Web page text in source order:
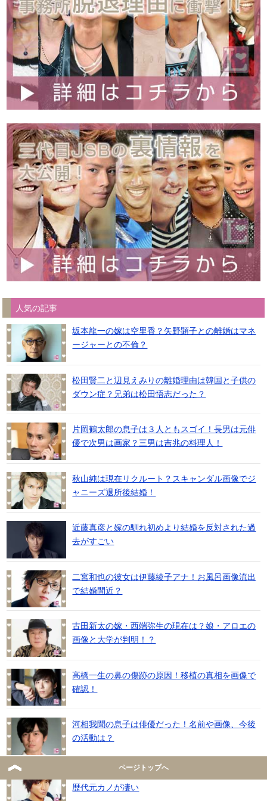
人気の記事
坂本龍一の嫁は空里香？矢野顕子との離婚はマネ
ージャーとの不倫？
松田賢二と辺見えみりの離婚理由は韓国と子供の
ダウン症？兄弟は松田悟志だった？
片岡鶴太郎の息子は３人ともスゴイ！長男は元俳
優で次男は画家？三男は吉兆の料理人！
秋山純は現在リクルート？スキャンダル画像でジ
ャニーズ退所後結婚！
近藤真彦と嫁の馴れ初めより結婚を反対された過
去がすごい
二宮和也の彼女は伊藤綾子アナ！お風呂画像流出
で結婚間近？
古田新太の嫁・西端弥生の現在は？娘・アロエの
画像と大学が判明！？
高橋一生の鼻の傷跡の原因！移植の真相を画像で
確認！
河相我聞の息子は俳優だった！名前や画像、今後
の活動は？
木村拓哉の元彼女かおりんの現在は？破局理由と
歴代元カノが凄い
ページトップへ